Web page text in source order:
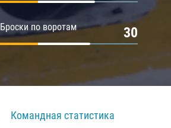
Броски по воротам 30
Командная статистика